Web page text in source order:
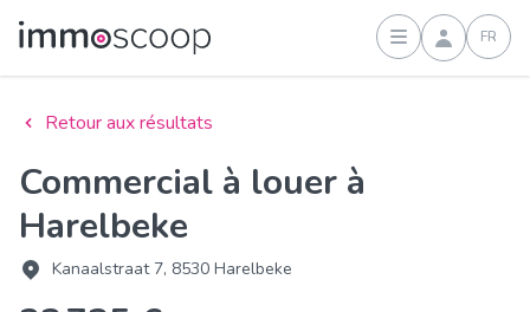
Connexion
FR
Retour aux résultats
Commercial à louer à
Harelbeke
Kanaalstraat 7, 8530 Harelbeke